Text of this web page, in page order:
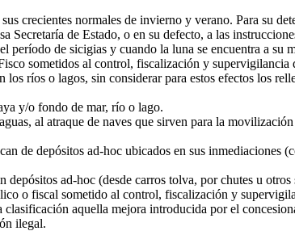
crecientes normales de invierno y verano. Para su
de Estado, o en su defecto, a las
de sicigias y cuando la luna se encuentra a su
sometidos al control, fiscalización y supervigilancia
ríos o lagos, sin considerar para estos efectos los
y/o fondo de mar, río o lago.
al atraque de naves que sirven para la
depósitos ad-hoc ubicados en sus inmediaciones
ad-hoc (desde carros tolva, por chutes u otros
o fiscal sometido al control, fiscalización y
aquella mejora introducida por el
ilegal.